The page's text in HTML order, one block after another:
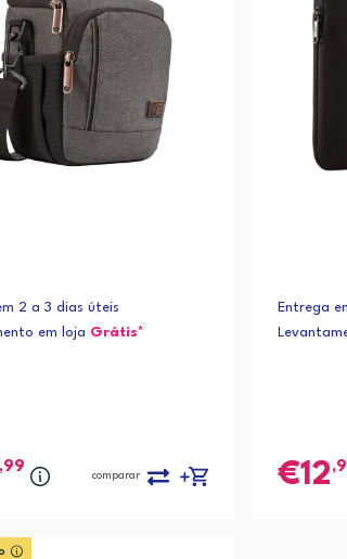
2 a 3 dias úteis
em loja Grátis*
,99
comparar
Entrega
12